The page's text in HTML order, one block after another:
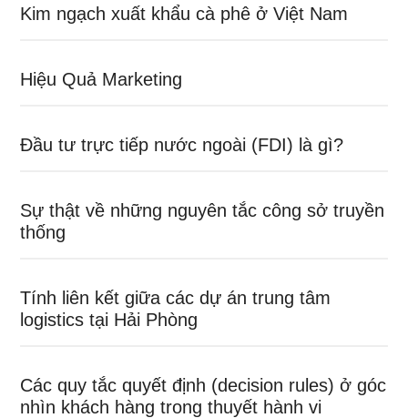
Kim ngạch xuất khẩu cà phê ở Việt Nam
Hiệu Quả Marketing
Đầu tư trực tiếp nước ngoài (FDI) là gì?
Sự thật về những nguyên tắc công sở truyền
thống
Tính liên kết giữa các dự án trung tâm
logistics tại Hải Phòng
Các quy tắc quyết định (decision rules) ở góc
nhìn khách hàng trong thuyết hành vi